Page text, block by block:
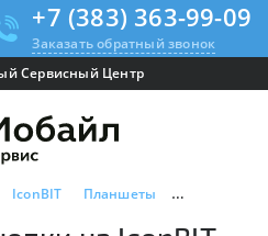
+7 (383) 363-99-09
Заказать обратный звонок
Сервисный Центр
IconBIT Планшеты IconBIT